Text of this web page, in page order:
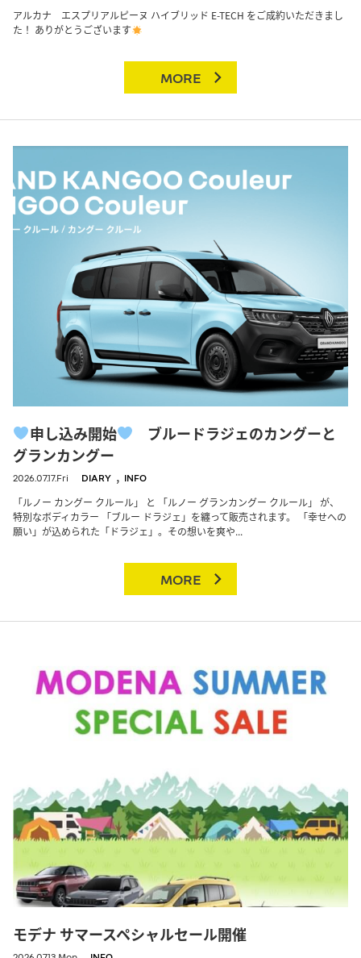
アルカナ エスプリアルピーヌ ハイブリッド E-TECH をご成約いただきまし
た！ ありがとうございます
MORE
申し込み開始
ブルードラジェのカングーと
グランカングー
2026.07.17.Fri DIARY , INFO
「ルノー カングー クルール」 と 「ルノー グランカングー クルール」 が、
特別なボディカラー 「ブルー ドラジェ」を纏って販売されます。 「幸せへの
願い」が込められた「ドラジェ」。その想いを爽や...
MORE
モデナ サマースペシャルセール開催